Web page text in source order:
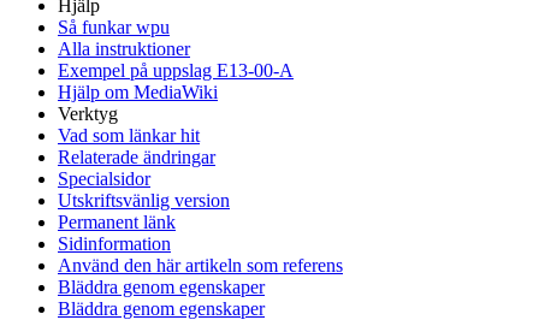
Hjälp
Så funkar wpu
Alla instruktioner
Exempel på uppslag E13-00-A
Hjälp om MediaWiki
Verktyg
Vad som länkar hit
Relaterade ändringar
Specialsidor
Utskriftsvänlig version
Permanent länk
Sidinformation
Använd den här artikeln som referens
Bläddra genom egenskaper
Bläddra genom egenskaper